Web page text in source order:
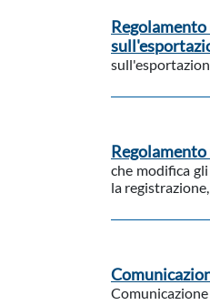
Regolamento
che modifica
la